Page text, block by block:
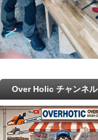
Over Holic チャンネル